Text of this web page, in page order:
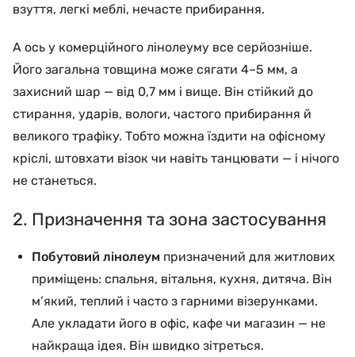
взуття, легкі меблі, нечасте прибирання.
А ось у комерційного лінолеуму все серйозніше.
Його загальна товщина може сягати 4–5 мм, а
захисний шар — від 0,7 мм і вище. Він стійкий до
стирання, ударів, вологи, частого прибирання й
великого трафіку. Тобто можна їздити на офісному
кріслі, штовхати візок чи навіть танцювати — і нічого
не станеться.
2. Призначення та зона застосування
Побутовий лінолеум призначений для житлових
приміщень: спальня, вітальня, кухня, дитяча. Він
м’який, теплий і часто з гарними візерунками.
Але укладати його в офіс, кафе чи магазин — не
найкраща ідея. Він швидко зітреться.